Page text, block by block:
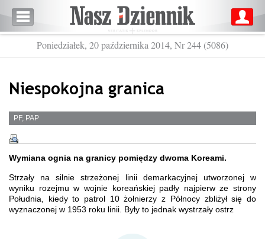
Poniedziałek, 20 października 2014, Nr 244 (5086)
Niespokojna granica
PF, PAP
Wymiana ognia na granicy pomiędzy dwoma Koreami.
Strzały na silnie strzeżonej linii demarkacyjnej utworzonej w
wyniku rozejmu w wojnie koreańskiej padły najpierw ze strony
Południa, kiedy to patrol 10 żołnierzy z Północy zbliżył się do
wyznaczonej w 1953 roku linii. Były to jednak wystrzały ostrz